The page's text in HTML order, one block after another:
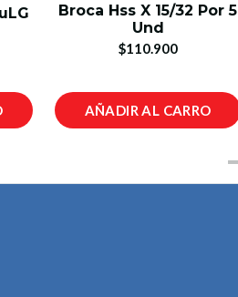
Broca Hss X 15/32 Por 5
Und
$110.900
AÑADIR AL CARRO